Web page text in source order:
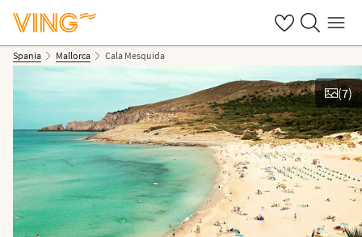
Se dine sparte
Søk påMeny
Spania Mallorca Cala Mesquida
Vis bilder
(7)